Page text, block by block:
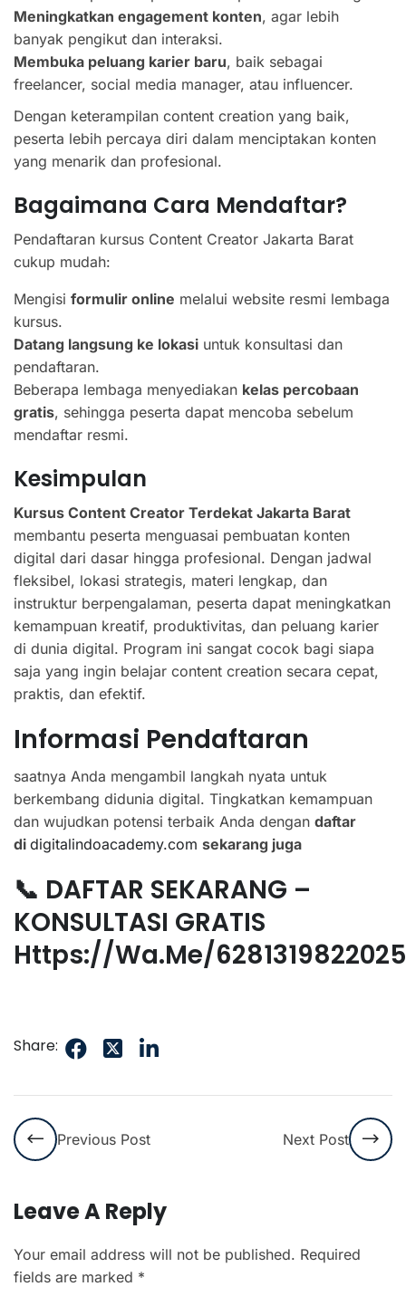
Meningkatkan engagement konten, agar lebih
banyak pengikut dan interaksi.
Membuka peluang karier baru, baik sebagai
freelancer, social media manager, atau influencer.
Dengan keterampilan content creation yang baik,
peserta lebih percaya diri dalam menciptakan konten
yang menarik dan profesional.
Bagaimana Cara Mendaftar?
Pendaftaran kursus Content Creator Jakarta Barat
cukup mudah:
Mengisi formulir online melalui website resmi lembaga
kursus.
Datang langsung ke lokasi untuk konsultasi dan
pendaftaran.
Beberapa lembaga menyediakan kelas percobaan
gratis, sehingga peserta dapat mencoba sebelum
mendaftar resmi.
Kesimpulan
Kursus Content Creator Terdekat Jakarta Barat
membantu peserta menguasai pembuatan konten
digital dari dasar hingga profesional. Dengan jadwal
fleksibel, lokasi strategis, materi lengkap, dan
instruktur berpengalaman, peserta dapat meningkatkan
kemampuan kreatif, produktivitas, dan peluang karier
di dunia digital. Program ini sangat cocok bagi siapa
saja yang ingin belajar content creation secara cepat,
praktis, dan efektif.
Informasi Pendaftaran
saatnya Anda mengambil langkah nyata untuk
berkembang didunia digital. Tingkatkan kemampuan
dan wujudkan potensi terbaik Anda dengan daftar
di digitalindoacademy.com sekarang juga
📞 DAFTAR SEKARANG –
KONSULTASI GRATIS
Https://wa.me/6281319822025
Share:
Previous Post Next Post
Leave A Reply
Your email address will not be published. Required
fields are marked *